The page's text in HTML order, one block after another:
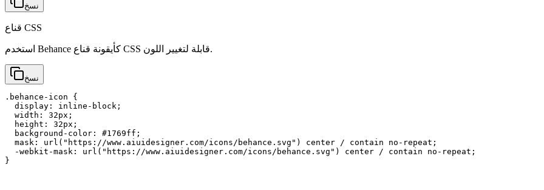
نسخ
قناع CSS
استخدم Behance كأيقونة قناع CSS قابلة لتغيير اللون.
نسخ
.behance-icon {
  display: inline-block;
  width: 32px;
  height: 32px;
  background-color: #1769ff;
  mask: url("https://www.aiuidesigner.com/icons/behance.svg") center / contain no-repeat;
  -webkit-mask: url("https://www.aiuidesigner.com/icons/behance.svg") center / contain no-repeat;
}